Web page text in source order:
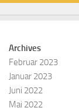
Archives
Februar 2023
Januar 2023
Juni 2022
Mai 2022